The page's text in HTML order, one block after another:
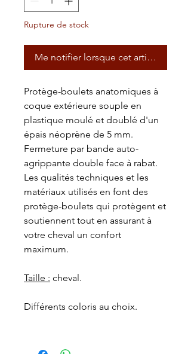
Rupture de stock
Me notifier lorsque cet article est
Protège-boulets anatomiques à
coque extérieure souple en
plastique moulé et doublé d'un
épais néoprène de 5 mm.
Fermeture par bande auto-
agrippante double face à rabat.
Les qualités techniques et les
matériaux utilisés en font des
protège-boulets qui protègent et
soutiennent tout en assurant à
votre cheval un confort
maximum.
Taille : cheval.
Différents coloris au choix.